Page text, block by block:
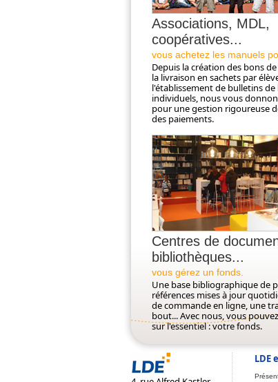
Associations, MDL,
coopératives...
vous achetez les manuels
Depuis la création des bons
la livraison en sachets par
l'établissement de bulletins de
individuels, nous vous
pour une gestion rigoureuse
des paiements.
Centres de
bibliothèques...
vous gérez un fonds.
Une base bibliographique de
références mises à jour
de commande en ligne, une
bout... Avec nous, vous
sur l'essentiel : votre fonds.
LDE